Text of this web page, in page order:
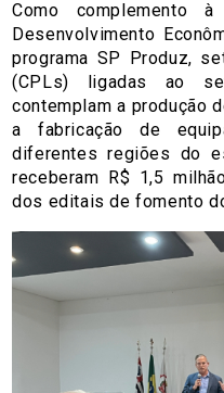
Como complemento
Desenvolvimento
programa SP Produz,
(CPLs) ligadas ao
contemplam a produção
a fabricação de
diferentes regiões do
receberam R$ 1,5
dos editais de fomento